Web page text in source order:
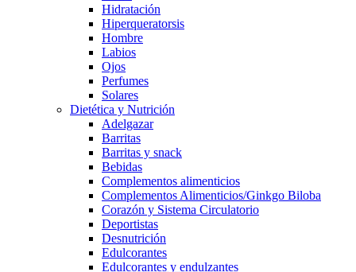
Hidratación
Hiperqueratorsis
Hombre
Labios
Ojos
Perfumes
Solares
Dietética y Nutrición
Adelgazar
Barritas
Barritas y snack
Bebidas
Complementos alimenticios
Complementos Alimenticios/Ginkgo Biloba
Corazón y Sistema Circulatorio
Deportistas
Desnutrición
Edulcorantes
Edulcorantes y endulzantes